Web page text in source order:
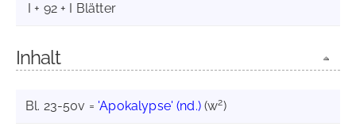
I + 92 + I Blätter
Inhalt
Bl. 23-50v = 'Apokalypse' (nd.)(w2)